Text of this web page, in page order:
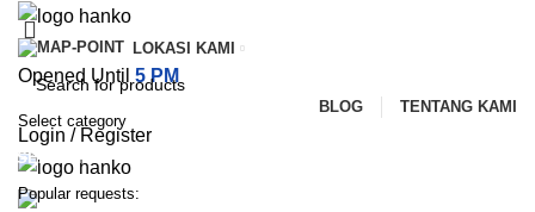
LOKASI KAMI
Opened Until 5 PM
BLOG TENTANG KAMI
Login / Register
Select category
SEARCH
Popular requests: